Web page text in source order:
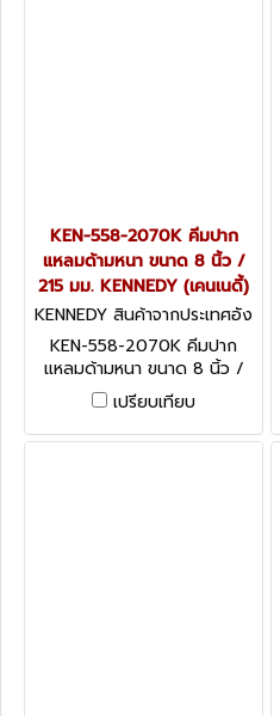
KEN-558-2070K คีมปาก
แหลมด้ามหนา ขนาด 8 นิ้ว /
215 มม. KENNEDY (เคนเนดี้)
KENNEDY สินค้าจากประเทศอัง
กฤษ KEN-558-2070K
KEN-558-2070K คีมปาก
แหลมด้ามหนา ขนาด 8 นิ้ว /
215 มม. KENNEDY Kennedy
Pro Needle Nose Pliers,
Serrated, Steel, 215mm
เปรียบเทียบ